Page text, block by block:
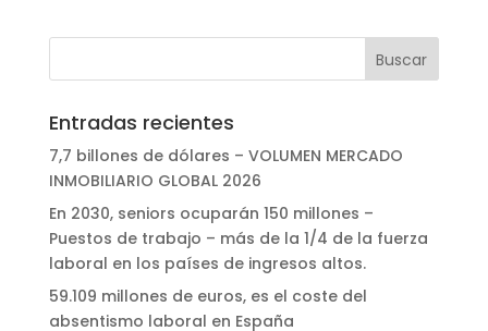
Entradas recientes
7,7 billones de dólares – VOLUMEN MERCADO
INMOBILIARIO GLOBAL 2026
En 2030, seniors ocuparán 150 millones –
Puestos de trabajo – más de la 1/4 de la fuerza
laboral en los países de ingresos altos.
59.109 millones de euros, es el coste del
absentismo laboral en España